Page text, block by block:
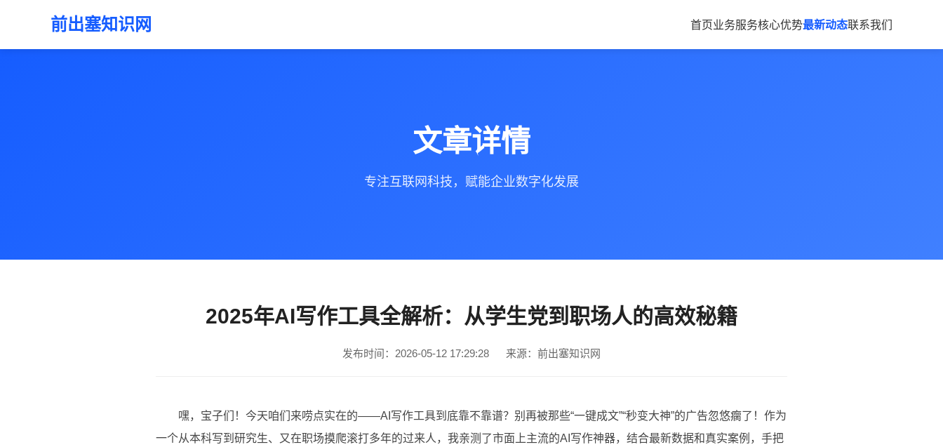
前出塞知识网 首页业务服务核心优势最新动态联系我们
文章详情
专注互联网科技，赋能企业数字化发展
2025年AI写作工具全解析：从学生党到职场人的高效秘籍
发布时间：2026-05-12 17:29:28 来源：前出塞知识网
嘿，宝子们！今天咱们来唠点实在的——AI写作工具到底靠不靠谱？别再被那些“一键成文”“秒变大神”的广告忽悠瘸了！作为
一个从本科写到研究生、又在职场摸爬滚打多年的过来人，我亲测了市面上主流的AI写作神器，结合最新数据和真实案例，手把